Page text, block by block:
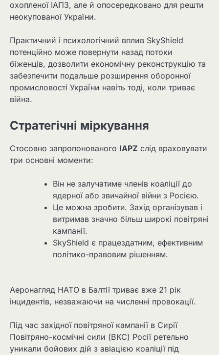
охопленої ІАПЗ, але й опосередковано для решти
неокупованої України.
Практичний і психологічний вплив SkyShield
потенційно може повернути назад потоки
біженців, дозволити економічну реконструкцію та
забезпечити подальше розширення оборонної
промисловості України навіть тоді, коли триває
війна.
Стратегічні міркування
Стосовно запропонованого IAPZ слід враховувати
три основні моменти:
Він не залучатиме членів коаліції до
ядерної або звичайної війни з Росією.
Це можна зробити. Захід організував і
витримав значно більш широкі повітряні
кампанії.
SkyShield є працездатним, ефективним
політико-правовим рішенням.
Аеронагляд НАТО в Балтії триває вже 21 рік
інцидентів, незважаючи на численні провокації.
Під час західної повітряної кампанії в Сирії
Повітряно-космічні сили (ВКС) Росії ретельно
уникали бойових дій з авіацією коаліції під